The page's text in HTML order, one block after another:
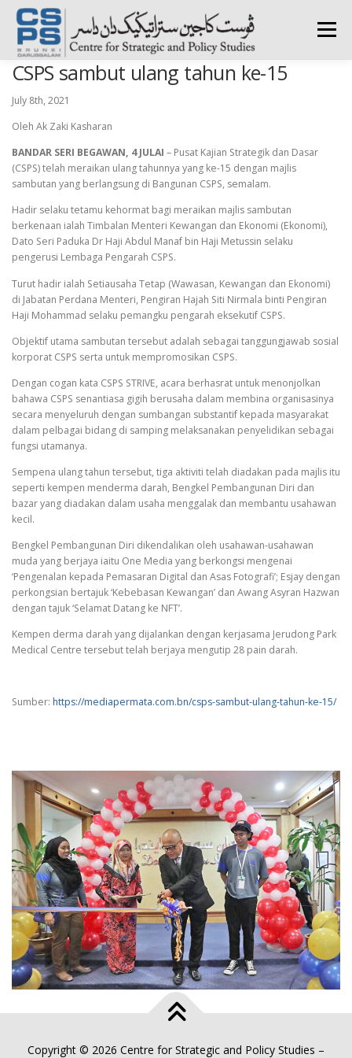
Skip
content
Menu
PUBLICATIONS SURVEY TRAININGS BFI
PRESS ROOM
CSPS sambut ulang tahun ke-15
July 8th, 2021
Oleh Ak Zaki Kasharan
BANDAR SERI BEGAWAN, 4 JULAI – Pusat Kajian Strategik dan Dasar
(CSPS) telah meraikan ulang tahunnya yang ke-15 dengan majlis
sambutan yang berlangsung di Bangunan CSPS, semalam.
Hadir selaku tetamu kehormat bagi meraikan majlis sambutan
berkenaan ialah Timbalan Menteri Kewangan dan Ekonomi (Ekonomi),
Dato Seri Paduka Dr Haji Abdul Manaf bin Haji Metussin selaku
pengerusi Lembaga Pengarah CSPS.
Turut hadir ialah Setiausaha Tetap (Wawasan, Kewangan dan Ekonomi)
di Jabatan Perdana Menteri, Pengiran Hajah Siti Nirmala binti Pengiran
Haji Mohammad selaku pemangku pengarah eksekutif CSPS.
Objektif utama sambutan tersebut adalah sebagai tanggungjawab sosial
korporat CSPS serta untuk mempromosikan CSPS.
Dengan cogan kata CSPS STRIVE, acara berhasrat untuk menonjolkan
bahawa CSPS senantiasa gigih berusaha dalam membina organisasinya
secara menyeluruh dengan sumbangan substantif kepada masyarakat
dalam pelbagai bidang di samping melaksanakan penyelidikan sebagai
fungsi utamanya.
Sempena ulang tahun tersebut, tiga aktiviti telah diadakan pada majlis itu
seperti kempen menderma darah, Bengkel Pembangunan Diri dan
bazar yang diadakan dalam usaha menggalak dan membantu usahawan
kecil.
Bengkel Pembangunan Diri dikendalikan oleh usahawan-usahawan
muda yang berjaya iaitu One Media yang berkongsi mengenai
‘Pengenalan kepada Pemasaran Digital dan Asas Fotografi’; Esjay dengan
perkongsian bertajuk ‘Kebebasan Kewangan’ dan Awang Asyran Hazwan
dengan tajuk ‘Selamat Datang ke NFT’.
Kempen derma darah yang dijalankan dengan kerjasama Jerudong Park
Medical Centre tersebut telah berjaya mengutip 28 pain darah.
Sumber: https://mediapermata.com.bn/csps-sambut-ulang-tahun-ke-15/
Copyright © 2026 Centre for Strategic and Policy Studies –